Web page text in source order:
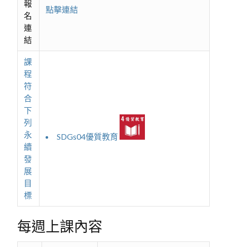
報
名
連
結
點擊連結
課
程
符
合
下
列
永
續
發
展
目
標
SDGs04優質教育
每週上課內容